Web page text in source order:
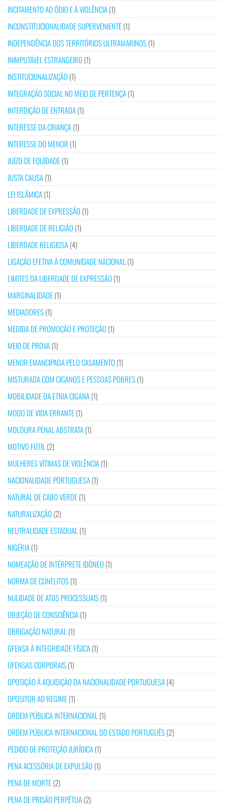
INCITAMENTO AO ÓDIO E À VIOLÊNCIA(1)
INCONSTITUCIONALIDADE SUPERVENIENTE(1)
INDEPENDÊNCIA DOS TERRITÓRIOS ULTRAMARINOS(1)
INIMPUTÁVEL ESTRANGEIRO (1)
INSTITUCIONALIZAÇÃO (1)
INTEGRAÇÃO SOCIAL NO MEIO DE PERTENÇA(1)
INTERDIÇÃO DE ENTRADA(1)
INTERESSE DA CRIANÇA(1)
INTERESSE DO MENOR (1)
JUÍZO DE EQUIDADE(1)
JUSTA CAUSA(1)
LEI ISLÂMICA(1)
LIBERDADE DE EXPRESSÃO (1)
LIBERDADE DE RELIGIÃO (1)
LIBERDADE RELIGIOSA(4)
LIGAÇÃO EFETIVA À COMUNIDADE NACIONAL (1)
LIMITES DA LIBERDADE DE EXPRESSÃO (1)
MARGINALIDADE(1)
MEDIADORES(1)
MEDIDA DE PROMOÇÃO E PROTEÇÃO (1)
MEIO DE PROVA(1)
MENOR EMANCIPADA PELO CASAMENTO (1)
MISTURADA COM CIGANOS E PESSOAS POBRES(1)
MOBILIDADE DA ETNIA CIGANA(1)
MODO DE VIDA ERRANTE(1)
MOLDURA PENAL ABSTRATA(1)
MOTIVO FÚTIL (2)
MULHERES VÍTIMAS DE VIOLÊNCIA(1)
NACIONALIDADE PORTUGUESA(1)
NATURAL DE CABO VERDE(1)
NATURALIZAÇÃO (2)
NEUTRALIDADE ESTADUAL (1)
NIGÉRIA(1)
NOMEAÇÃO DE INTÉRPRETE IDÓNEO (1)
NORMA DE CONFLITOS(1)
NULIDADE DE ATOS PROCESSUAIS(1)
OBJEÇÃO DE CONSCIÊNCIA(1)
OBRIGAÇÃO NATURAL (1)
OFENSA À INTEGRIDADE FÍSICA(1)
OFENSAS CORPORAIS(1)
OPOSIÇÃO À AQUISIÇÃO DA NACIONALIDADE PORTUGUESA(4)
OPOSITOR AO REGIME(1)
ORDEM PÚBLICA INTERNACIONAL (1)
ORDEM PÚBLICA INTERNACIONAL DO ESTADO PORTUGUÊS(2)
PEDIDO DE PROTEÇÃO JURÍDICA(1)
PENA ACESSÓRIA DE EXPULSÃO (1)
PENA DE MORTE(2)
PENA DE PRISÃO PERPÉTUA(2)